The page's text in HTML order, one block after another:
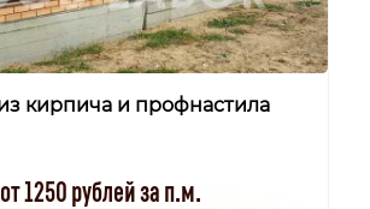
кирпича и профнастила
от 1250 рублей за п.м.